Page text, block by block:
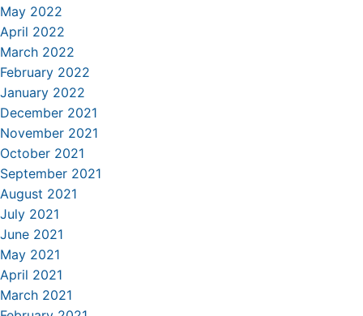
May 2022
April 2022
March 2022
February 2022
January 2022
December 2021
November 2021
October 2021
September 2021
August 2021
July 2021
June 2021
May 2021
April 2021
March 2021